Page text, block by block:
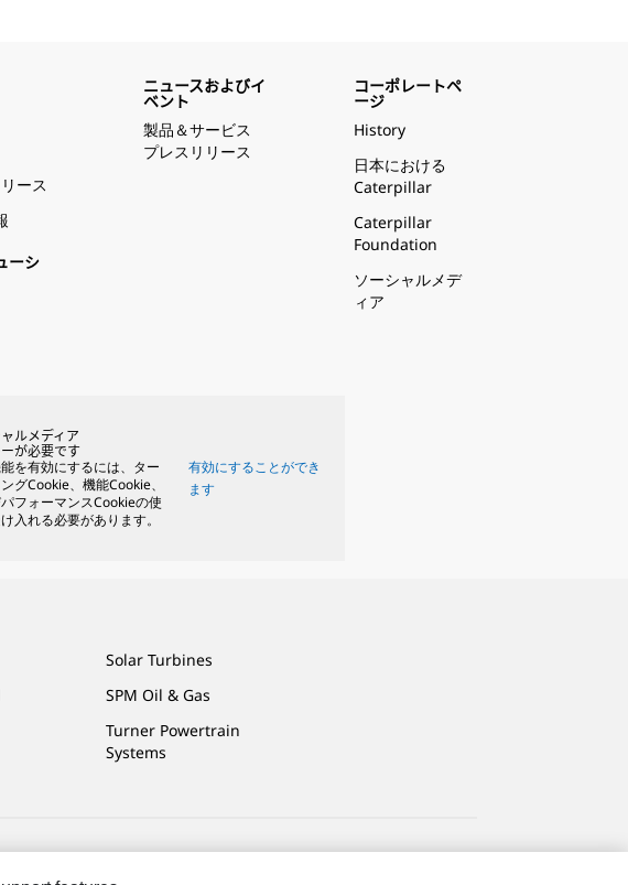
ース
ーシ
ニュースおよびイ
ベント
製品＆サービス
プレスリリース
コーポレートペ
ージ
History
日本における
Caterpillar
Caterpillar
Foundation
ソーシャルメデ
ィア
ルメディア
が必要です
を有効にするには、ター
グCookie、機能Cookie、
フォーマンスCookieの使
入れる必要があります。
有効にすることができ
ます
Solar Turbines
SPM Oil & Gas
Turner Powertrain
Systems